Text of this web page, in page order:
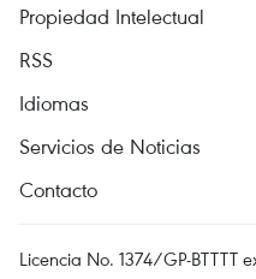
Propiedad Intelectual
RSS
Idiomas
Servicios de Noticias
Contacto
Licencia No. 1374/GP-BTTTT